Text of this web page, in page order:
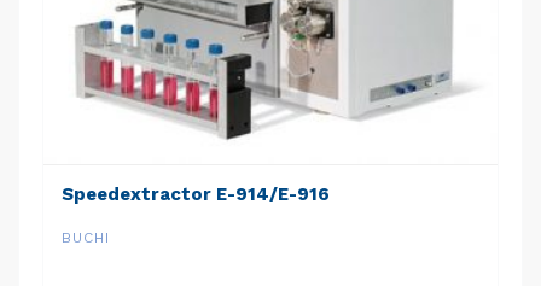
Speedextractor E-914/E-916
BUCHI